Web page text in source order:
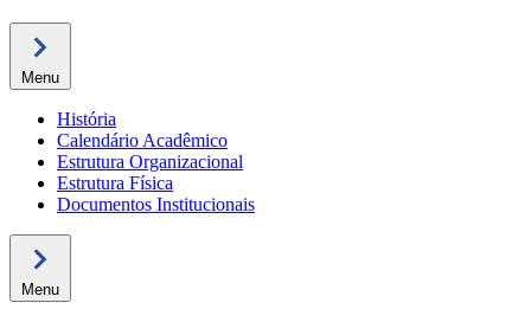
Menu
História
Calendário Acadêmico
Estrutura Organizacional
Estrutura Física
Documentos Institucionais
Menu